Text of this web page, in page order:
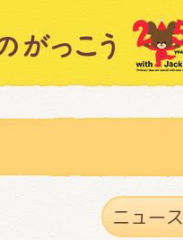
ラクター紹介
タッフブログ